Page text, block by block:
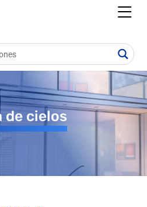
de cielos